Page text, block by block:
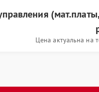
Цена актуальна на